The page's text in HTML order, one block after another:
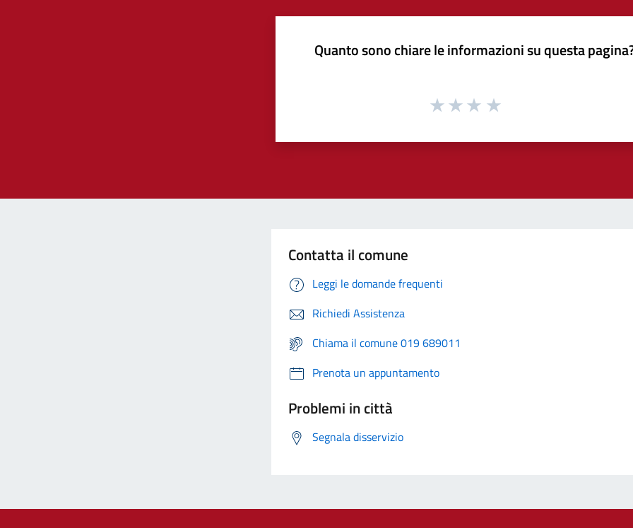
Quanto sono chiare le informazioni su questa
Contatta il comune
Leggi le domande frequenti
Richiedi Assistenza
Chiama il comune 019 689011
Prenota un appuntamento
Problemi in città
Segnala disservizio